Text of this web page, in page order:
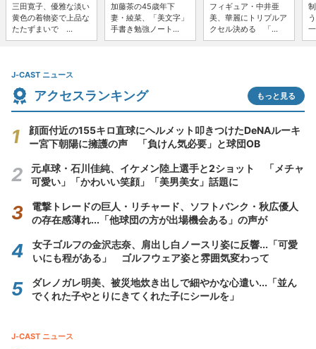
三田寛子、優雅な淡い
黄色の着物姿で上品な
たたずまいで ...
加藤茶の45歳年下
妻・綾菜、「美文字」
手書き勉強ノート...
フィギュア・中井亜
美、華麗にトリプルア
クセル決める 「...
J-CAST ニュース
アクセスランキング もっと見る
顔面付近の155キロ直球にヘルメット叩きつけたDeNAルーキ
ー宮下朝陽に擁護の声 「負けん気必要」と球団OB
元卓球・石川佳純、イケメン陸上選手と2ショット 「メチャ
可愛い」「かわいい笑顔」「美男美女」話題に
電撃トレードの巨人・リチャード、ソフトバンク・秋広優人
の存在感薄れ...「他球団の方が出場機会ある」の声が
女子ゴルフの金沢志奈、肩出し白ノースリ姿に反響...「可愛
いにも程がある」 ゴルフウェア姿と雰囲気変わって
ダレノガレ明美、被災地炊き出しで細やかな心遣い...「並ん
でくれた子やとりにきてくれた子にシールを」
J-CAST ニュース